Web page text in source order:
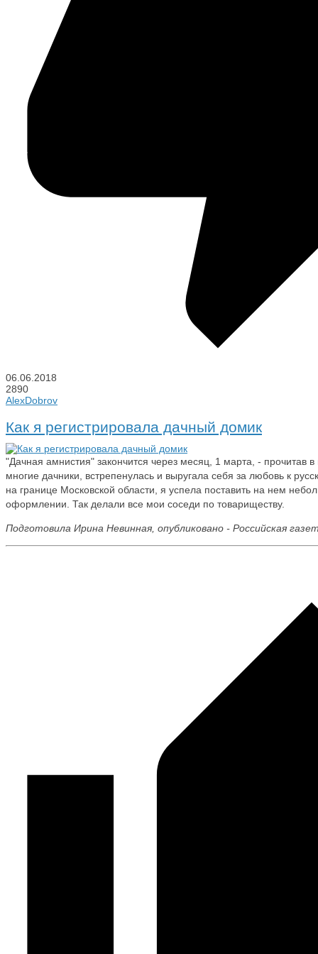
06.06.2018
2890
AlexDobrov
Как я регистрировала дачный домик
"Дачная амнистия" закончится через месяц, 1 марта, - прочитав
многие дачники, встрепенулась и выругала себя за любовь к
на границе Московской области, я успела поставить на нем
оформлении. Так делали все мои соседи по товариществу.
Подготовила Ирина Невинная, опубликовано - Российская